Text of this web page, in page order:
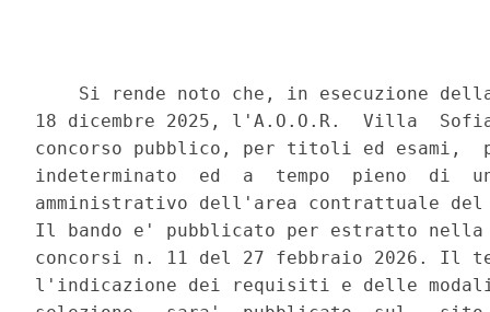
Si rende noto che, in esecuzione
18 dicembre 2025, l'A.O.O.R.  Villa
concorso pubblico, per titoli ed esami,
indeterminato  ed  a  tempo  pieno  di
amministrativo dell'area contrattuale del
Il bando e' pubblicato per estratto
concorsi n. 11 del 27 febbraio 2026. Il
l'indicazione dei requisiti e delle